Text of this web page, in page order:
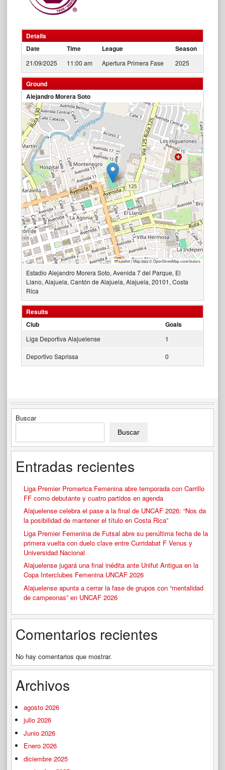
Details
Date
Time League Season
21/09/2025 11:00 am Apertura Primera Fase 2025
Ground
Alejandro Morera Soto
Leaflet|Map data ©OpenStreetMapcontributors
Estadio Alejandro Morera Soto, Avenida 7 del Parque, El
Llano, Alajuela, Cantón de Alajuela, Alajuela, 20101, Costa
Rica
Results
Club
Goals
Liga Deportiva Alajuelense 1
Deportivo Saprissa 0
Buscar
Buscar
Entradas recientes
Liga Premier Promerica Femenina abre temporada con Carrillo
FF como debutante y cuatro partidos en agenda
Alajuelense celebra el pase a la final de UNCAF 2026: “Nos da
la posibilidad de mantener el título en Costa Rica”
Liga Premier Femenina de Futsal abre su penúltima fecha de la
primera vuelta con duelo clave entre Curridabat F Venus y
Universidad Nacional
Alajuelense jugará una final inédita ante Unifut Antigua en la
Copa Interclubes Femenina UNCAF 2026
Alajuelense apunta a cerrar la fase de grupos con “mentalidad
de campeonas” en UNCAF 2026
Comentarios recientes
No hay comentarios que mostrar.
Archivos
agosto 2026
julio 2026
Junio 2026
Enero 2026
diciembre 2025